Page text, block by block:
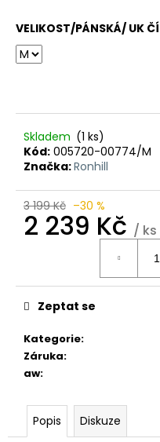
VELIKOST/PÁNSKÁ/ UK
Skladem (1 ks)
Kód: 005720-00774/M
Značka:Ronhill
3 199 Kč –30 %
2 239 Kč / ks
Kategorie:
Záruka:
aw:
Zeptat se
Popis Diskuze